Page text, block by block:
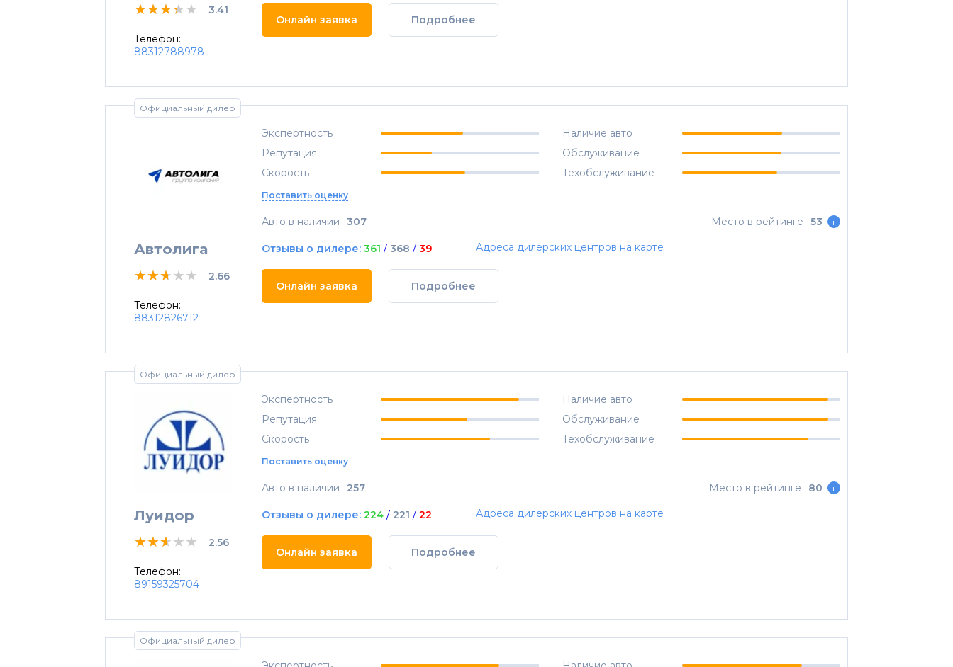
★★★★★
★★★★★
★★★★★ 3.41
Телефон:
88312788978
Онлайн заявка Подробнее
Официальный дилер
Автолига
★★★★★
★★★★★
★★★★★ 2.66
Телефон:
88312826712
Экспертность
Репутация
Скорость
Наличие авто
Обслуживание
Техобслуживание
Поставить оценку
Авто в наличии 307 Место в рейтинге 53 i
Отзывы о дилере: 361 / 368 / 39 Адреса дилерских центров на карте
Онлайн заявка Подробнее
Официальный дилер
Луидор
★★★★★
★★★★★
★★★★★ 2.56
Телефон:
89159325704
Экспертность
Репутация
Скорость
Наличие авто
Обслуживание
Техобслуживание
Поставить оценку
Авто в наличии 257 Место в рейтинге 80 i
Отзывы о дилере: 224 / 221 / 22 Адреса дилерских центров на карте
Онлайн заявка Подробнее
Официальный дилер